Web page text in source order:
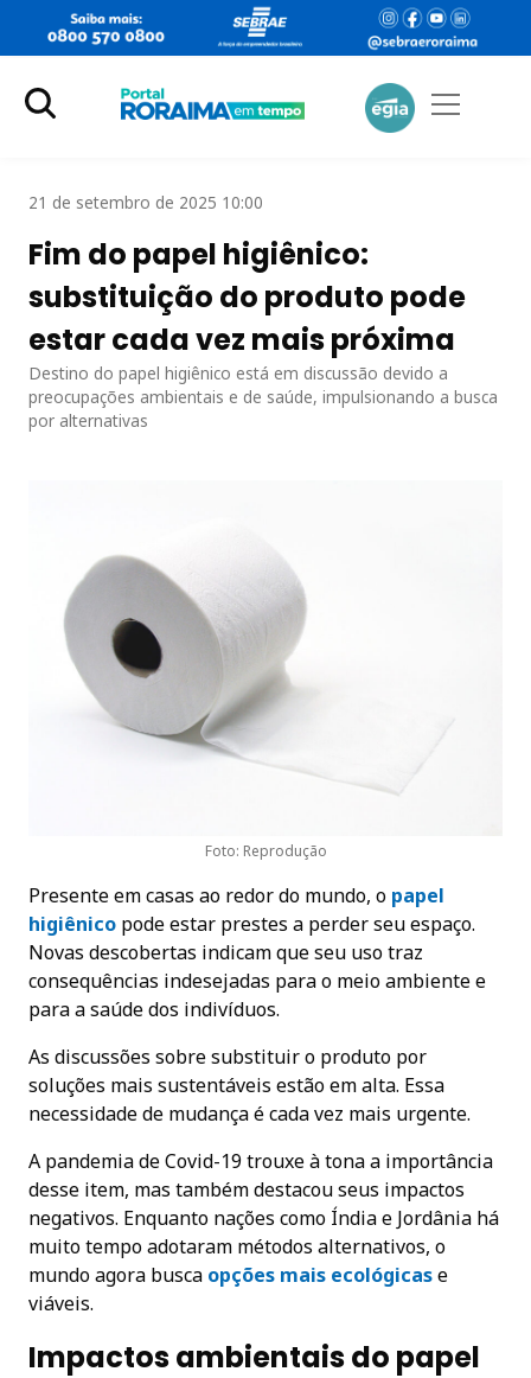
21 de setembro de 2025 10:00
Fim do papel higiênico:
substituição do produto pode
estar cada vez mais próxima
Destino do papel higiênico está em discussão devido a
preocupações ambientais e de saúde, impulsionando a busca
por alternativas
Foto: Reprodução
Presente em casas ao redor do mundo, o papel
higiênico pode estar prestes a perder seu espaço.
Novas descobertas indicam que seu uso traz
consequências indesejadas para o meio ambiente e
para a saúde dos indivíduos.
As discussões sobre substituir o produto por
soluções mais sustentáveis estão em alta. Essa
necessidade de mudança é cada vez mais urgente.
A pandemia de Covid-19 trouxe à tona a importância
desse item, mas também destacou seus impactos
negativos. Enquanto nações como Índia e Jordânia há
muito tempo adotaram métodos alternativos, o
mundo agora busca opções mais ecológicase
viáveis.
Impactos ambientais do papel